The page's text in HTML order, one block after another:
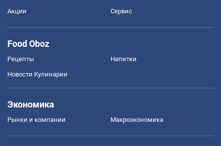
Акции Сервис
Food Oboz
Рецепты Напитки
Новости Кулинарии
Экономика
Рынки и компании Mакроэкономика